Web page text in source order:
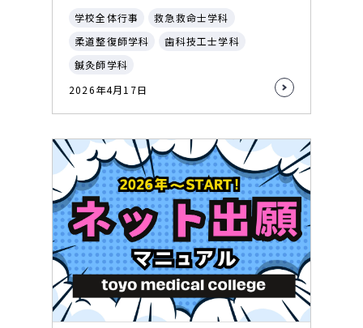
学校全体行事
救急救命士学科
柔道整復師学科
歯科技工士学科
鍼灸師学科
2026年4月17日